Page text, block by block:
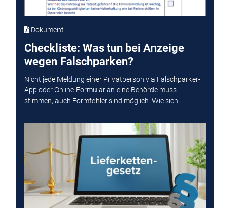
Dokument
Checkliste: Was tun bei Anzeige
wegen Falschparken?
Nicht jede Meldung einer Privatperson via Falschparker-
App oder Online-Formular an eine Behörde muss
stimmen, auch Formfehler sind möglich. Wie sich...